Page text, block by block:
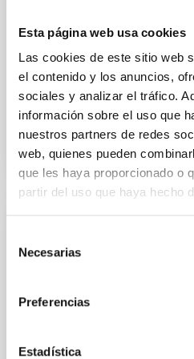
Esta página web usa cookies
Las cookies de este sitio web
el contenido y los anuncios,
sociales y analizar el tráfico.
información sobre el uso que
nuestros partners de redes
web, quienes pueden
que les haya proporcionado o
partir del uso que haya hecho
Necesarias
Preferencias
Estadística
observados en estos
galaxias, que apenas
estrellas, están dominadas
Fecha de publicación
El IAC y Wikimedia
la Astronomía en